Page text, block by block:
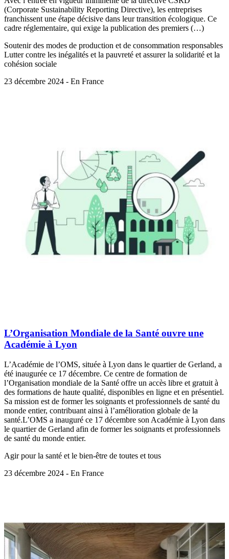
(Corporate Sustainability Reporting Directive), les entreprises
franchissent une étape décisive dans leur transition écologique. Ce
cadre réglementaire, qui exige la publication des premiers (…)
Soutenir des modes de production et de consommation responsables
Lutter contre les inégalités et la pauvreté et assurer la solidarité et la
cohésion sociale
23 décembre 2024 - En France
L’Organisation Mondiale de la Santé ouvre une
Académie à Lyon
L’Académie de l’OMS, située à Lyon dans le quartier de Gerland, a
été inaugurée ce 17 décembre. Ce centre de formation de
l’Organisation mondiale de la Santé offre un accès libre et gratuit à
des formations de haute qualité, disponibles en ligne et en présentiel.
Sa mission est de former les soignants et professionnels de santé du
monde entier, contribuant ainsi à l’amélioration globale de la
santé.L’OMS a inauguré ce 17 décembre son Académie à Lyon dans
le quartier de Gerland afin de former les soignants et professionnels
de santé du monde entier.
Agir pour la santé et le bien-être de toutes et tous
23 décembre 2024 - En France